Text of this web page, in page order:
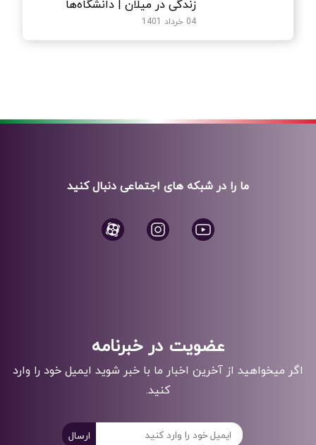
زندگی در میلان | دانشگاه‌ها
04 خرداد 1401
ما را در شبکه های اجتماعی دنبال کنید
عضویت در خبرنامه
اگر میخواهید از آخرین اخبار ما با خبر شوید ایمیل خود را وارد
کنید.
ارسال